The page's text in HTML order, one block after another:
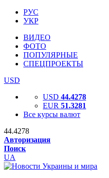
РУС
УКР
ВИДЕО
ФОТО
ПОПУЛЯРНЫЕ
СПЕЦПРОЕКТЫ
USD
USD 44.4278
EUR 51.3281
Все курсы валют
44.4278
Авторизация
Поиск
UA